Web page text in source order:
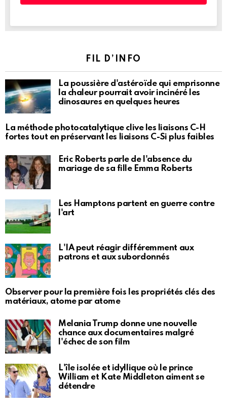
FIL D’INFO
La poussière d'astéroïde qui emprisonne
la chaleur pourrait avoir incinéré les
dinosaures en quelques heures
La méthode photocatalytique clive les liaisons C-H
fortes tout en préservant les liaisons C-Si plus faibles
Eric Roberts parle de l'absence du
mariage de sa fille Emma Roberts
Les Hamptons partent en guerre contre
l'art
L'IA peut réagir différemment aux
patrons et aux subordonnés
Observer pour la première fois les propriétés clés des
matériaux, atome par atome
Melania Trump donne une nouvelle
chance aux documentaires malgré
l'échec de son film
L'île isolée et idyllique où le prince
William et Kate Middleton aiment se
détendre